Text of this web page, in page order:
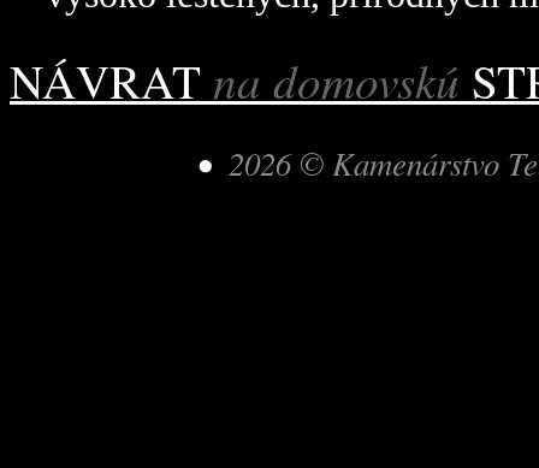
NÁVRAT na domovskú
• 2026 © Kamenárstvo